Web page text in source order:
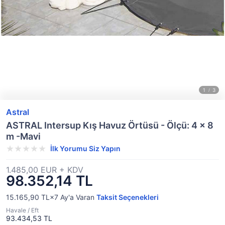
Astral
ASTRAL Intersup Kış Havuz Örtüsü - Ölçü: 4 x 8
m -Mavi
İlk Yorumu Siz Yapın
98.352,14 TL
1.485,00 EUR + KDV
15.165,90 TL×7 Ay'a Varan Taksit Seçenekleri
Havale / Eft
93.434,53 TL